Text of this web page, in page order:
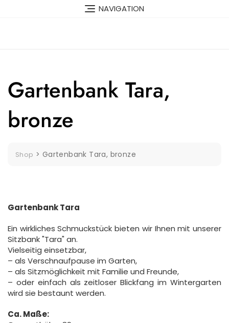
NAVIGATION
Gartenbank Tara,
bronze
Shop > Gartenbank Tara, bronze
Gartenbank Tara
Ein wirkliches Schmuckstück bieten wir Ihnen mit unserer
Sitzbank "Tara" an.
Vielseitig einsetzbar,
– als Verschnaufpause im Garten,
– als Sitzmöglichkeit mit Familie und Freunde,
– oder einfach als zeitloser Blickfang im Wintergarten
wird sie bestaunt werden.
Ca. Maße: